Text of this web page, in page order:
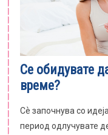
Се обидувате
време?
Сѐ започнува со
период одлучувате